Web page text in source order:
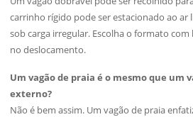
carrinho rígido pode ser estacionado ao
sob carga irregular. Escolha o formato
no deslocamento.
Um vagão de praia é o mesmo que um
externo?
Não é bem assim. Um vagão de praia